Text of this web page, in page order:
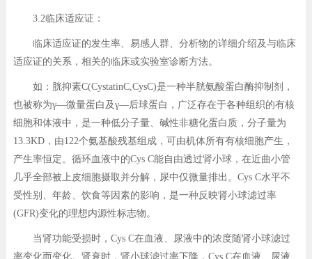
3.2临床适应证：
临床适应证的发生率、易感人群、分析物的详细介绍及与临床
适应证的关系，相关的临床或实验室诊断方法。
如：胱抑素C(CystatinC,CysC)是一种半胱氨酸蛋白酶抑制剂，
也被称为γ—微量蛋白及γ—后球蛋白，广泛存在于各种组织的有核
细胞和体液中，是一种低分子量、碱性非糖化蛋白质，分子量为
13.3KD，由122个氨基酸残基组成，可由机体所有有核细胞产生，
产生率恒定。循环血液中的Cys C能自由透过肾小球，在近曲小管
几乎全部被上皮细胞摄取并分解，尿中仅微量排出。Cys C水平不
受性别、年龄、饮食等因素的影响，是一种反映肾小球滤过率
(GFR)变化的理想内源性标志物。
当肾功能受损时，Cys C在血液、尿液中的浓度随肾小球滤过
率变化而变化。肾衰时，肾小球滤过率下降，Cys C在血液、尿液